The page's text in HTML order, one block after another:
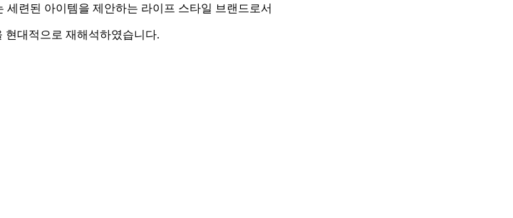
련된 아이템을 제안하는 라이프 스타일 브랜드로서
현대적으로 재해석하였습니다.